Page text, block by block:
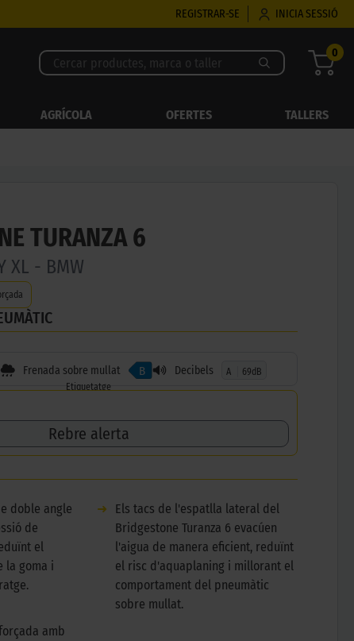
REGISTRAR-SE INICIA SESSIÓ
0
AGRÍCOLA OFERTES TALLERS
TURANZA 6
XL - BMW
Frenada sobre mullat B Decibels A
69dB
Etiquetatge
Rebre alerta
doble angle
de
el
la goma i
➜
Els tacs de l'espatlla lateral del
Bridgestone Turanza 6 evacúen
l'aigua de manera eficient, reduïnt
el risc d'aquaplaning i millorant el
comportament del pneumàtic
sobre mullat.
amb